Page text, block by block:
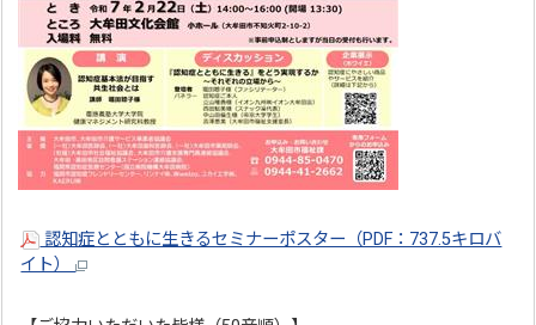
認知症とともに生きるセミナーポスター（PDF：737.5キロバ
イト）